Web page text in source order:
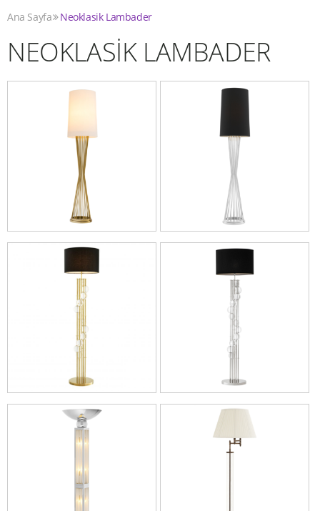
Ana Sayfa Neoklasik Lambader
NEOKLASİK LAMBADER